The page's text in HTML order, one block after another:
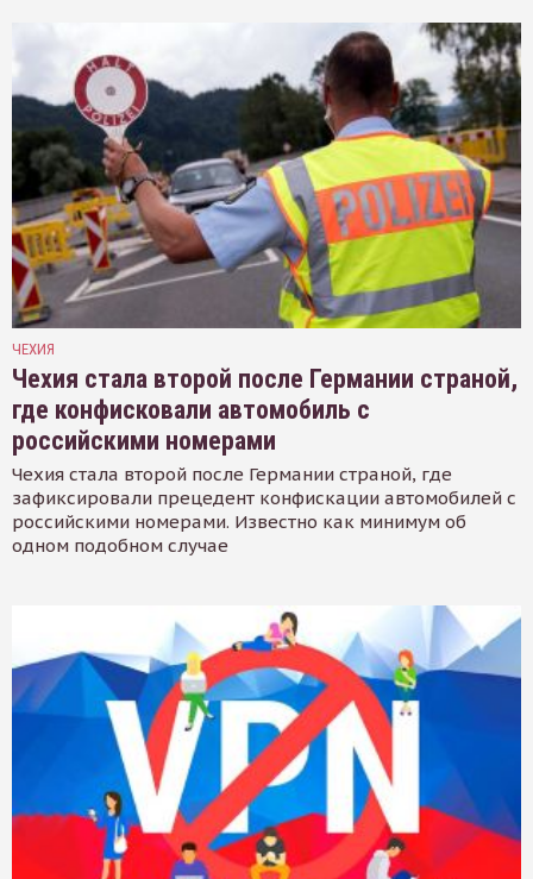
ЧЕХИЯ
Чехия стала второй после Германии страной,
где конфисковали автомобиль с
российскими номерами
Чехия стала второй после Германии страной, где
зафиксировали прецедент конфискации автомобилей с
российскими номерами. Известно как минимум об
одном подобном случае